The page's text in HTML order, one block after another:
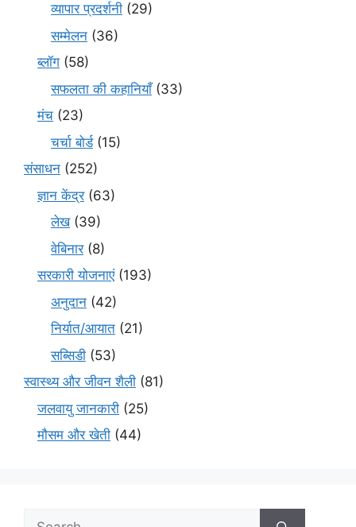
व्यापार प्रदर्शनी (29)
सम्मेलन (36)
ब्लॉग (58)
सफलता की कहानियाँ(33)
मंच (23)
चर्चा बोर्ड(15)
संसाधन (252)
ज्ञान केंद्र(63)
लेख(39)
वेबिनार(8)
सरकारी योजनाएं(193)
अनुदान (42)
निर्यात/आयात (21)
सब्सिडी (53)
स्वास्थ्य और जीवन शैली (81)
जलवायु जानकारी (25)
मौसम और खेती (44)